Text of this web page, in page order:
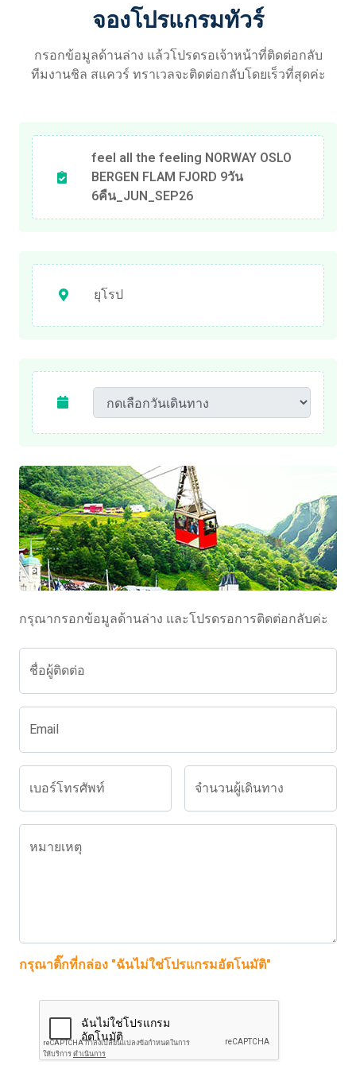
จองโปรแกรมทัวร์
กรอกข้อมูลด้านล่าง แล้วโปรดรอเจ้าหน้าที่ติดต่อกลับ
ทีมงานชิล สแควร์ ทราเวลจะติดต่อกลับโดยเร็วที่สุดค่ะ
feel all the feeling NORWAY OSLO
BERGEN FLAM FJORD 9วัน
6คืน_JUN_SEP26
ยุโรป
กรุณากรอกข้อมูลด้านล่าง และโปรดรอการติดต่อกลับค่ะ
ชื่อผู้ติดต่อ
Email
เบอร์โทรศัพท์ จำนวนผู้เดินทาง
หมายเหตุ
กรุณาติ๊กที่กล่อง "ฉันไม่ใช่โปรแกรมอัตโนมัติ"